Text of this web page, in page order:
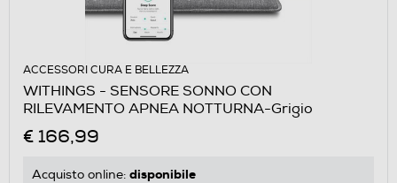
ACCESSORI CURA E BELLEZZA
WITHINGS - SENSORE SONNO CON
RILEVAMENTO APNEA NOTTURNA-Grigio
€ 166,99
Acquisto online: disponibile